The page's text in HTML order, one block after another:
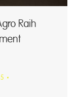
Raih